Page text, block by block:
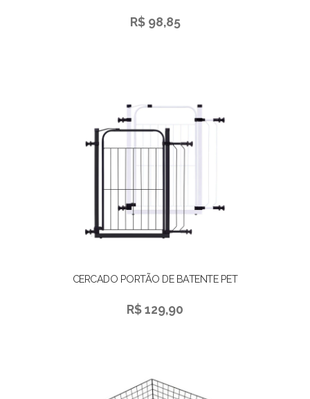
R$ 98,85
CERCADO PORTÃO DE BATENTE PET
R$ 129,90